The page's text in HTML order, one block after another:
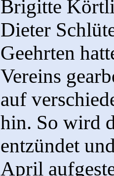
Brigitte
Dieter
Geehrten
Vereins
auf
hin. So wird
entzündet
April